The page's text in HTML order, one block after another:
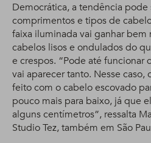
Democrática, a tendência
comprimentos e tipos de
faixa iluminada vai ganhar bem
cabelos lisos e ondulados do
e crespos. “Pode até funcionar
vai aparecer tanto. Nesse
feito com o cabelo escovado
pouco mais para baixo, já que
alguns centímetros”, ressalta
Studio Tez, também em São